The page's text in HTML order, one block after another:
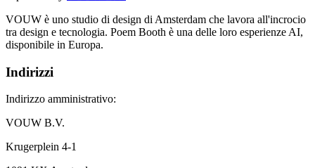
VOUW è uno studio di design di Amsterdam che lavora all'incrocio
tra design e tecnologia. Poem Booth è una delle loro esperienze AI,
disponibile in Europa.
Indirizzi
Indirizzo amministrativo:
VOUW B.V.
Krugerplein 4-1